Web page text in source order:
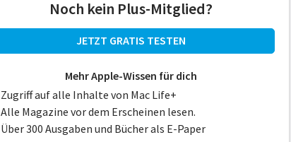
Noch kein Plus-Mitglied?
JETZT GRATIS TESTEN
Mehr Apple-Wissen für dich
Zugriff auf alle Inhalte von Mac Life+
Alle Magazine vor dem Erscheinen lesen.
Über 300 Ausgaben und Bücher als E-Paper